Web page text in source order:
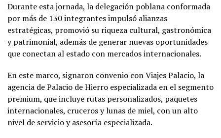
Durante esta jornada, la delegación poblana conformada
por más de 130 integrantes impulsó alianzas
estratégicas, promovió su riqueza cultural, gastronómica
y patrimonial, además de generar nuevas oportunidades
que conectan al estado con mercados internacionales.
En este marco, signaron convenio con Viajes Palacio, la
agencia de Palacio de Hierro especializada en el segmento
premium, que incluye rutas personalizados, paquetes
internacionales, cruceros y lunas de miel, con un alto
nivel de servicio y asesoría especializada.